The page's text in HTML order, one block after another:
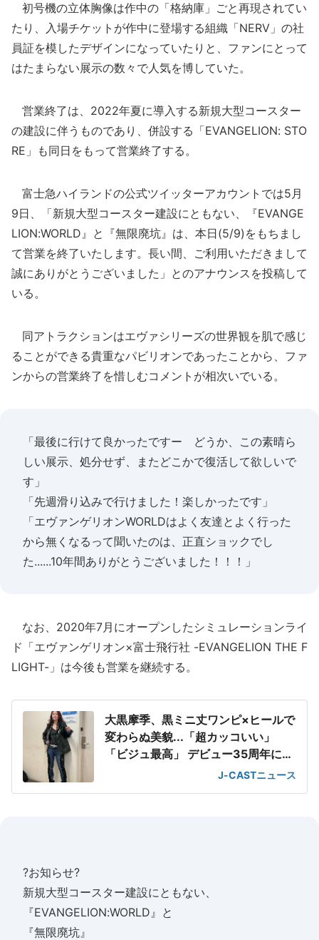
初号機の立体胸像は作中の「格納庫」ごと再現されてい
たり、入場チケットが作中に登場する組織「NERV」の社
員証を模したデザインになっていたりと、ファンにとって
はたまらない展示の数々で人気を博していた。
営業終了は、2022年夏に導入する新規大型コースター
の建設に伴うものであり、併設する「EVANGELION: STO
RE」も同日をもって営業終了する。
富士急ハイランドの公式ツイッターアカウントでは5月
9日、「新規大型コースター建設にともない、『EVANGE
LION:WORLD』と『無限廃坑』は、本日(5/9)をもちまし
て営業を終了いたします。長い間、ご利用いただきまして
誠にありがとうございました」とのアナウンスを投稿して
いる。
同アトラクションはエヴァシリーズの世界観を肌で感じ
ることができる貴重なパビリオンであったことから、ファ
ンからの営業終了を惜しむコメントが相次いでいる。
「最後に行けて良かったですー どうか、この素晴ら
しい展示、処分せず、またどこかで復活して欲しいで
す」
「先週滑り込みで行けました！楽しかったです」
「エヴァンゲリオンWORLDはよく友達とよく行った
から無くなるって聞いたのは、正直ショックでし
た......10年間ありがとうございました！！！」
なお、2020年7月にオープンしたシミュレーションライ
ド「エヴァンゲリオン×富士飛行社 -EVANGELION THE F
LIGHT-」は今後も営業を継続する。
大黒摩季、黒ミニ丈ワンピ×ヒールで
変わらぬ美貌...「超カッコいい」
「ビジュ最高」 デビュー35周年に向
J-CASTニュース
?お知らせ?
新規大型コースター建設にともない、
『EVANGELION:WORLD』と
『無限廃坑』